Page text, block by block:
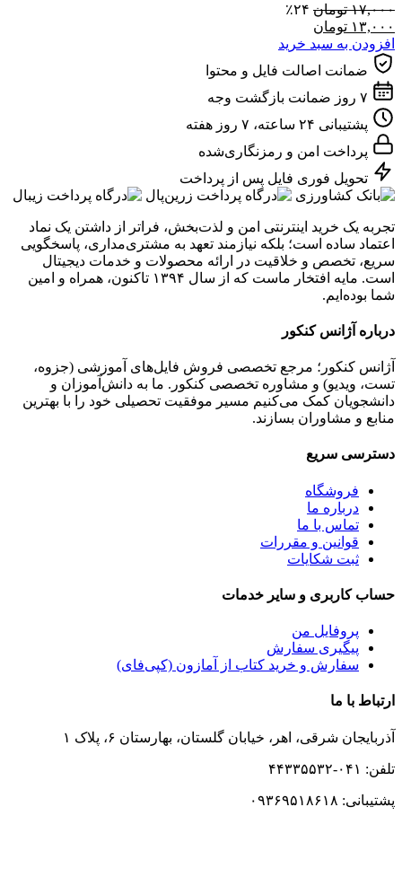
۱۷,۰۰۰ تومان ۲۴٪
۱۳,۰۰۰ تومان
افزودن به سبد خرید
ضمانت اصالت فایل و محتوا
۷ روز ضمانت بازگشت وجه
پشتیبانی ۲۴ ساعته، ۷ روز هفته
پرداخت امن و رمزنگاری‌شده
تحویل فوری فایل پس از پرداخت
تجربه یک خرید اینترنتی امن و لذت‌بخش، فراتر از داشتن یک نماد
اعتماد ساده است؛ بلکه نیازمند تعهد به مشتری‌مداری، پاسخگویی
سریع، تخصص و خلاقیت در ارائه محصولات و خدمات دیجیتال
است. مایه افتخار ماست که از سال ۱۳۹۴ تاکنون، همراه و امین
شما بوده‌ایم.
درباره آژانس کنکور
آژانس کنکور؛ مرجع تخصصی فروش فایل‌های آموزشی (جزوه،
تست، ویدیو) و مشاوره تخصصی کنکور. ما به دانش‌آموزان و
دانشجویان کمک می‌کنیم مسیر موفقیت تحصیلی خود را با بهترین
منابع و مشاوران بسازند.
دسترسی سریع
فروشگاه
درباره ما
تماس با ما
قوانین و مقررات
ثبت شکایات
حساب کاربری و سایر خدمات
پروفایل من
پیگیری سفارش
سفارش و خرید کتاب از آمازون (کپی‌فای)
ارتباط با ما
آذربایجان شرقی، اهر، خیابان گلستان، بهارستان ۶، پلاک ۱
تلفن: ۰۴۱-۴۴۳۳۵۵۳۲
پشتیبانی: ۰۹۳۶۹۵۱۸۶۱۸